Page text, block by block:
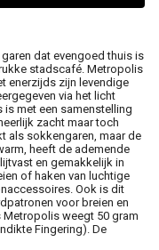
dat evengoed thuis is
stadscafé. Metropolis
enerzijds zijn levendige
via het licht
met een samenstelling
zacht maar toch
als sokkengaren, maar de
heeft de ademende
en gemakkelijk in
of haken van luchtige
Ook is dit
voor breien en
Metropolis weegt 50 gram
Fingering). De